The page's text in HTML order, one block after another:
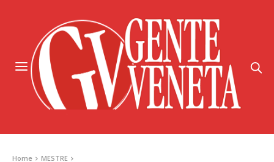
Home
MESTRE